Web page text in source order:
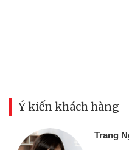
Ý kiến khách hàng